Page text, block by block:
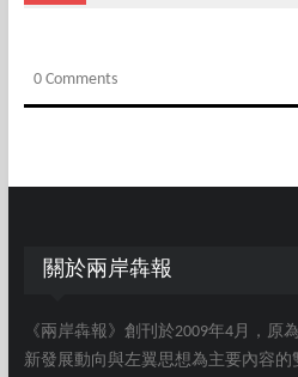
0 Comments
關於兩岸犇報
《兩岸犇報》創刊於2009年4月，原
新發展動向與左翼思想為主要內容的